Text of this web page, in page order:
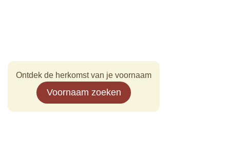
Ontdek de herkomst van je voornaam
Voornaam zoeken